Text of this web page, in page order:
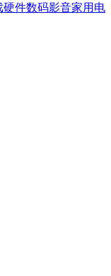
硬件数码影音家用电